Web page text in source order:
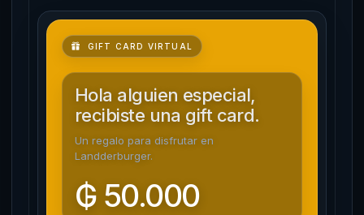
GIFT CARD VIRTUAL
Hola alguien especial,
recibiste una gift card.
Un regalo para disfrutar en
Landderburger.
₲ 50.000